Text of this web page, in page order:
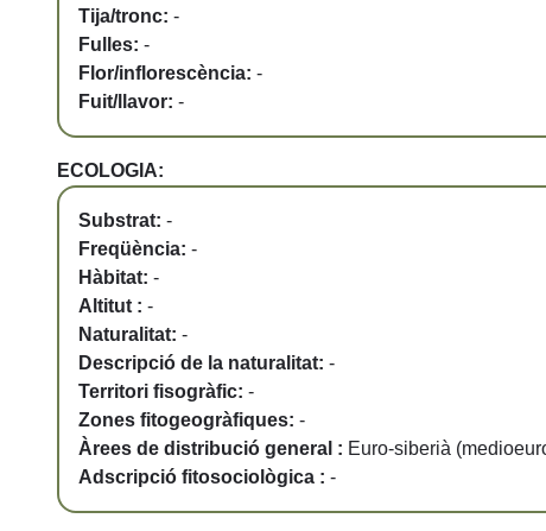
Tija/tronc: -
Fulles: -
Flor/inflorescència: -
Fuit/llavor: -
ECOLOGIA:
Substrat: -
Freqüència: -
Hàbitat: -
Altitut : -
Naturalitat: -
Descripció de la naturalitat: -
Territori fisogràfic: -
Zones fitogeogràfiques: -
Àrees de distribució general : Euro-siberià
Adscripció fitosociològica : -